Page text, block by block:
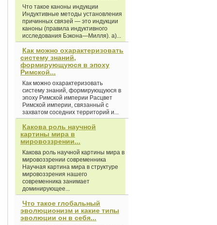
Что такое каноны индукции
Индуктивные методы установления
причинных связей — это индукции
каноны (правила индуктивного
исследования Бэкона—Милля). а)...
Как можно охарактеризовать
систему знаний,
формирующуюся в эпоху
Римской...
Как можно охарактеризовать
систему знаний, формирующуюся в
эпоху Римской империи Расцвет
Римской империи, связанный с
захватом соседних территорий и...
Какова роль научной
картины мира в
мировоззрении...
Какова роль научной картины мира в
мировоззрении современника
Научная картина мира в структуре
мировоззрения нашего
современника занимает
доминирующее...
Что такое глобальный
эволюционизм и какие типы
эволюции он в себя...